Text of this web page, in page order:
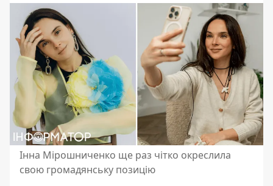
Інна Мірошниченко ще раз чітко окреслила
свою громадянську позицію